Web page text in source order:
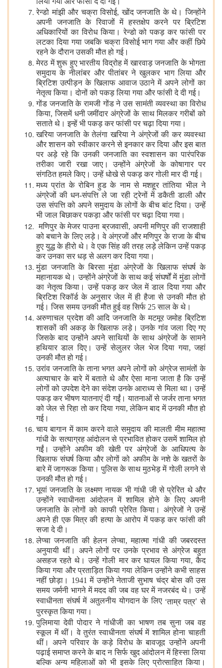
रेन्डो मांझी और चक्रा विसोई, खोंद जनजाति के थे। जिन्होंने
अपनी जनजाति के रिवाजों में हस्तक्षेप करने पर ब्रिटिश
अधिकारियों का विरोध किया। रेन्डो को पकड़ कर फांसी पर
लटका दिया गया जबकि चक्रा विसोई भाग गया और कहीं छिपे
रहने के दौरान उसकी मौत हो गई।
मेरठ में शुरू हुए भारतीय विद्रोह में खारवाड़ जनजाति के भोगता
समुदाय के नीलांबर और पीतांबर ने खुलकर भाग लिया और
ब्रिटिश उत्पीड़न के खिलाफ आवाज उठाने में अपने लोगों का
नेतृत्व किया। दोनों को पकड़ लिया गया और फांसी दे दी गई।
गोंड जनजाति के रामजी गोंड ने उस सामंती व्यवस्था का विरोध
किया, जिसमें धनी जमींदार अंग्रेजों के साथ मिलकर गरीबों को
सताते थे। इन्हें भी पकड़ कर फांसी पर चढ़ा दिया गया।
खरिया जनजाति के तेलंगा खरिया ने अंग्रेजों की कर व्यवस्था
और शासन को स्वीकार करने से इनकार कर दिया और इस बात
पर अड़े रहे कि उनकी जनजाति का स्वशासन का पारंपरिक
तरीका जारी रखा जाए। उन्होंने अंग्रेजों के कोषागार पर
संगठित हमले किए। उन्हें धोखे से पकड़ कर गोली मार दी गई।
मध्य प्रांत के रोबिन हुड के नाम से मशहूर तांतिया भील ने
अंग्रेजों की धन-संपत्ति ले जा रही ट्रेनों में डकैती डाली और
उस संपत्ति को अपने समुदाय के लोगों के बीच बांट दिया। उन्हें
भी जाल बिछाकर पकड़ा और फांसी पर चढ़ा दिया गया।
मणिपुर के मेजर पाउना ब्रजवासी, अपनी मणिपुर की राजशाही
को बचाने के लिए लड़े। वे अंग्रजों और मणिपुर के राजा के बीच
हुए युद्ध के हीरो थे। वे एक सिंह की तरह लड़े लेकिन उन्हें पकड़
कर उनका सर धड़ से अलग कर दिया गया।
मुंडा जनजाति के बिरसा मुंडा अंग्रेजों के खिलाफ संघर्ष के
महानायक थे। उन्होंने अंग्रेजों के साथ कई संघर्षों में मुंडा लोगों
का नेतृत्व किया। उन्हें पकड़ कर जेल में डाल दिया गया और
ब्रिटिश रिकॉर्ड के अनुसार जेल में ही हैजा से उनकी मौत हो
गई। जिस समय उनकी मौत हुई वह सिर्फ 25 साल के थे।
अरुणाचल प्रदेश की आदि जनजाति के मटमूर जमोह ब्रिटिश
शासकों की अकड़ के खिलाफ लड़े। उनके गांव जला दिए गए
जिसके बाद उन्होंने अपने साथियों के साथ अंग्रेजों के सामने
हथियार डाल दिए। उन्हें सेलुलर जेल भेज दिया गया, जहां
उनकी मौत हो गई।
उरांव जनजाति के ताना भगत अपने लोगों को अंग्रेज सामंतों के
अत्याचार के बारे में बताते थे और ऐसा माना जाता है कि उन्हें
लोगों को उपदेश देने का संदेश उनके आराध्य से मिला था। उन्हें
पकड़ कर भीषण यातनाएं दी गईं। यातनाओं से जर्जर ताना भगत
को जेल से रिहा तो कर दिया गया, लेकिन बाद में उनकी मौत हो
गई।
चाय बागान में काम करने वाले समुदाय की मालती मीम महात्मा
गांधी के सत्याग्रह आंदोलन से प्रभावित होकर उसमें शामिल हो
गईं। उन्होंने अफीम की खेती पर अंग्रेजों के आधिपत्य के
खिलाफ संघर्ष किया और लोगों को अफीम के नशे के खतरों के
बारे में जागरूक किया। पुलिस के साथ मुठभेड़ में गोली लगने से
उनकी मौत हो गई।
भूयां जनजाति के लक्ष्मण नायक भी गांधी जी से प्रेरित थे और
उन्होंने स्वाधीनता आंदोलन में शामिल होने के लिए अपनी
जनजाति के लोगों को काफी प्रेरित किया। अंग्रेजों ने उन्हें
अपने ही एक मित्र की हत्या के आरोप में पकड़ कर फांसी की
सजा दे दी।
लेप्चा जनजाति की हेलन लेप्चा, महात्मा गांधी की जबरदस्त
अनुयायी थीं। अपने लोगों पर उनके प्रभाव से अंग्रेज बहुत
असहज रहते थे। उन्हें गोली मार कर घायल किया गया, कैद
किया गया और प्रताड़ित किया गया लेकिन उन्होंने कभी साहस
नहीं छोड़ा। 1941 में उन्होंने नेताजी सुभाष चंद्र बोस की उस
समय जर्मनी भागने में मदद की जब वह घर में नजरबंद थे। उन्हें
स्वाधीनता संघर्ष में अतुलनीय योगदान के लिए ‘ताम्र पत्र’ से
पुरस्कृत किया गया।
पुलिमाया देवी पोदार ने गांधीजी का भाषण तब सुना जब वह
स्कूल में थीं। वे तुरंत स्वाधीनता संघर्ष में शामिल होना चाहती
थीं। अपने परिवार के कड़े विरोध के बावजूद उन्होंने अपनी
पढ़ाई समाप्त करने के बाद न सिर्फ खुद आंदोलन में हिस्सा लिया
बल्कि अन्य महिलाओं को भी इसके लिए प्रोत्साहित किया।